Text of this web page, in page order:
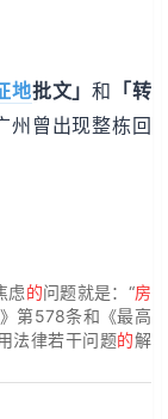
地批文」和 「转
州曾出现整栋回
虑的问题就是：“房
第578条和《最高
法律若干问题的解